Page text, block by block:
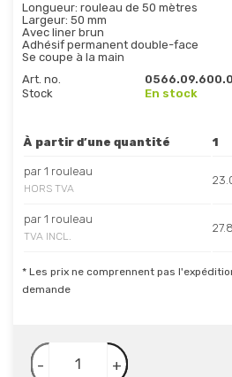
Longueur: rouleau de 50 mètres
Largeur: 50 mm
Avec liner brun
Adhésif permanent double-face
Se coupe à la main
Art. no.
Stock
En stock
À partir d’une quantité 1
par 1 rouleau
HORS TVA
par 1 rouleau
TVA INCL.
* Les prix ne comprennent pas
demande
- +